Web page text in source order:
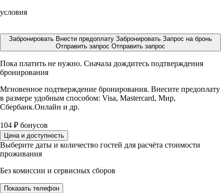
условия
Забронировать Внести предоплату Забронировать Запрос на бронь
Отправить запрос Отправить запрос
Пока платить не нужно. Сначала дождитесь подтверждения
бронирования
Мгновенное подтверждение бронирования. Внесите предоплату
в размере удобным способом: Visa, Mastercard, Мир,
Сбербанк.Онлайн и др.
104 ₽ бонусов
Цена и доступность
Выберите даты и количество гостей для расчёта стоимости
проживания
Без комиссии и сервисных сборов
Показать телефон